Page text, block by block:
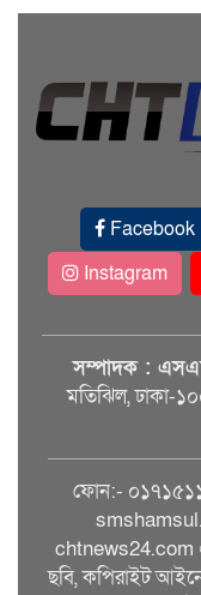
Facebook
Instagram
সম্পাদক :
মতিঝিল, ঢাকা-
ফোন:-
chtnews24.com
ছবি, কপিরাইট আইনে